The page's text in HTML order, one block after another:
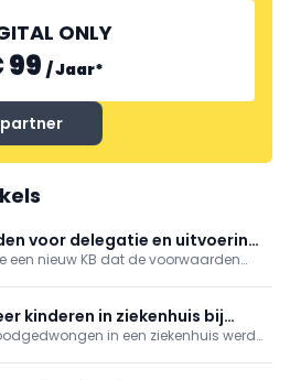
ONLY
99 /Jaar*
voor delegatie en uitvoering
in het kader van een
een nieuw KB dat de voorwaarden
kinderen in ziekenhuis bij
in een ziekenhuis werd